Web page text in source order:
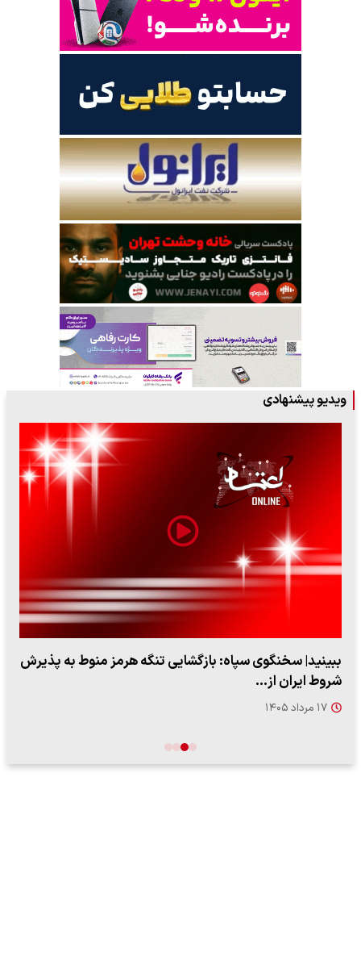
ویدیو پیشنهادی
ببینید| ویدئویی جدید از لحظه زلزله ۷.۱ ریشتری
"کوماموتو" ژاپن ۹ روز…
۱۶ مرداد ۱۴۰۵